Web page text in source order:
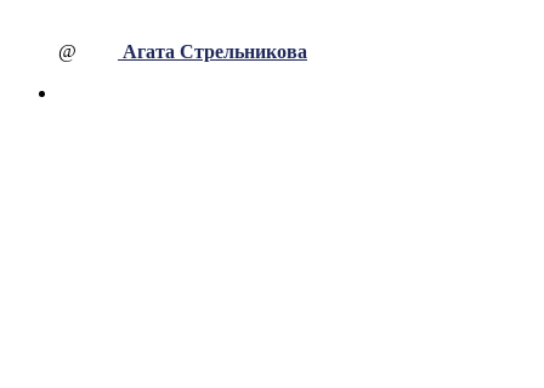
@ Агата Стрельникова